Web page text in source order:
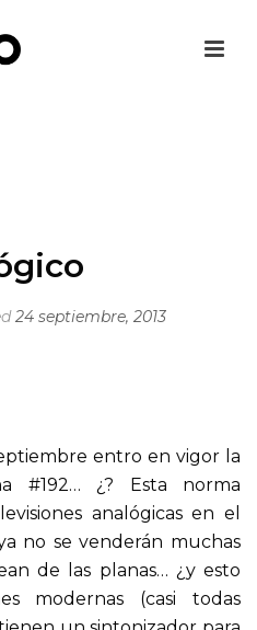
24 septiembre, 2013
entro en vigor la
#192… ¿? Esta norma
analógicas en el
no se venderán muchas
de las planas… ¿y esto
modernas (casi todas